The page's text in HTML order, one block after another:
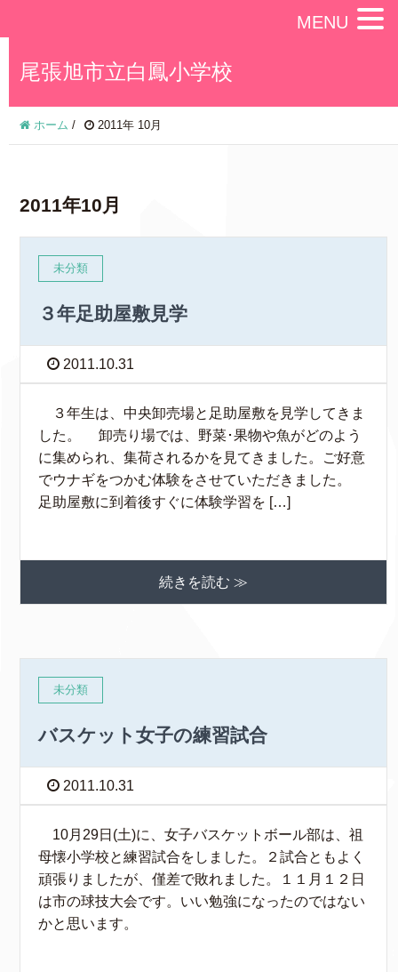
尾張旭市立白鳳小学校
ホーム / 2011年 10月
2011年10月
未分類
３年足助屋敷見学
2011.10.31
３年生は、中央卸売場と足助屋敷を見学してきま
した。 卸売り場では、野菜･果物や魚がどのよう
に集められ、集荷されるかを見てきました。ご好意
でウナギをつかむ体験をさせていただきました。
足助屋敷に到着後すぐに体験学習を […]
続きを読む ≫
未分類
バスケット女子の練習試合
2011.10.31
10月29日(土)に、女子バスケットボール部は、祖
母懐小学校と練習試合をしました。２試合ともよく
頑張りましたが、僅差で敗れました。１１月１２日
は市の球技大会です。いい勉強になったのではない
かと思います。
MENU